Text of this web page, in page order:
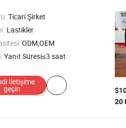
Ticari Şirket
Lastikler
ODM,OEM
Yanıt Süresi≤3 saat
İletişime
geçin
20